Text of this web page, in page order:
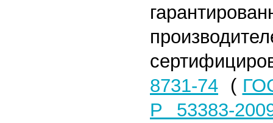
8731-74 (
Р 53383-